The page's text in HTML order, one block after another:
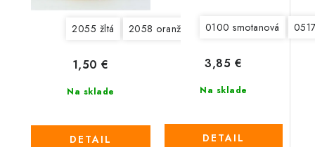
2055 žltá 2058 oranžová 3002 béžovo
Na sklade
1,50 €
DETAIL
0100 smotanová
Na sklade
3,85 €
DETAIL